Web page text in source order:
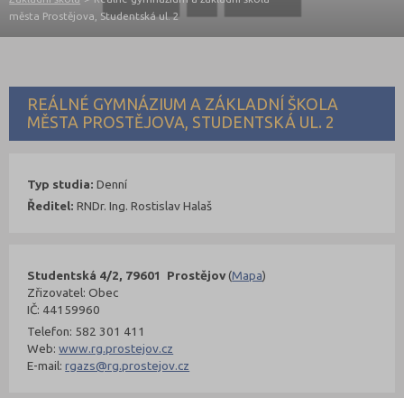
města Prostějova, Studentská ul. 2
REÁLNÉ GYMNÁZIUM A ZÁKLADNÍ ŠKOLA
MĚSTA PROSTĚJOVA, STUDENTSKÁ UL. 2
Studentská 4/2, 79601 Prostějov(Mapa)
Zřizovatel: Obec
IČ: 44159960
Telefon: 582 301 411
Web:www.rg.prostejov.cz
E-mail:rgazs@rg.prostejov.cz
Typ studia: Denní
Ředitel: RNDr. Ing. Rostislav Halaš